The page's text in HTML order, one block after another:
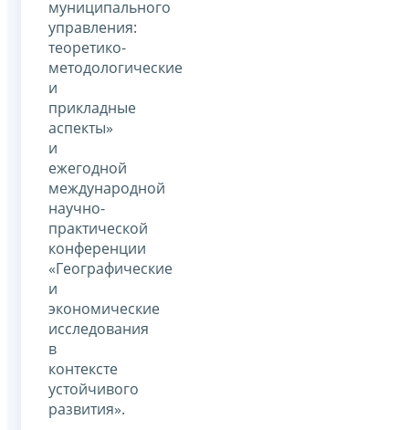
муниципального
управления:
теоретико-
методологические
и
прикладные
аспекты»
и
ежегодной
международной
научно-
практической
конференции
«Географические
и
экономические
исследования
в
контексте
устойчивого
развития».